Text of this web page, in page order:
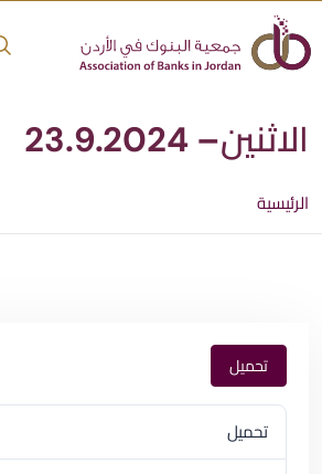
الاثنين– 23.9.2024
الرئيسية
تحميل
تحميل